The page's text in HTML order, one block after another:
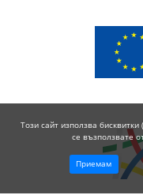
Този сайт използва
се възползвате
Приемам